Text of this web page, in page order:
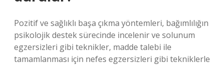
Pozitif ve sağlıklı başa çıkma yöntemleri, bağımlılığın
psikolojik destek sürecinde incelenir ve solunum
egzersizleri gibi teknikler, madde talebi ile
tamamlanması için nefes egzersizleri gibi tekniklerle